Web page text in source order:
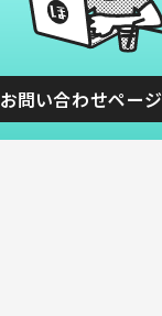
お問い合わせペー